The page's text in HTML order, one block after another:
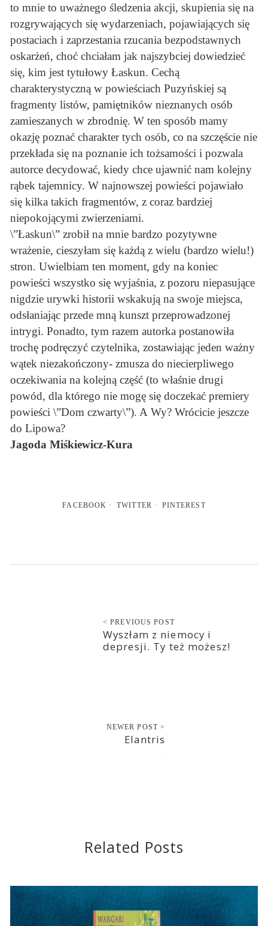
to mnie to uważnego śledzenia akcji, skupienia się na
rozgrywających się wydarzeniach, pojawiających się
postaciach i zaprzestania rzucania bezpodstawnych
oskarżeń, choć chciałam jak najszybciej dowiedzieć
się, kim jest tytułowy Łaskun. Cechą
charakterystyczną w powieściach Puzyńskiej są
fragmenty listów, pamiętników nieznanych osób
zamieszanych w zbrodnię. W ten sposób mamy
okazję poznać charakter tych osób, co na szczęście nie
przekłada się na poznanie ich tożsamości i pozwala
autorce decydować, kiedy chce ujawnić nam kolejny
rąbek tajemnicy. W najnowszej powieści pojawiało
się kilka takich fragmentów, z coraz bardziej
niepokojącymi zwierzeniami.
\”Łaskun\” zrobił na mnie bardzo pozytywne
wrażenie, cieszyłam się każdą z wielu (bardzo wielu!)
stron. Uwielbiam ten moment, gdy na koniec
powieści wszystko się wyjaśnia, z pozoru niepasujące
nigdzie urywki historii wskakują na swoje miejsca,
odsłaniając przede mną kunszt przeprowadzonej
intrygi. Ponadto, tym razem autorka postanowiła
trochę podręczyć czytelnika, zostawiając jeden ważny
wątek niezakończony- zmusza do niecierpliwego
oczekiwania na kolejną część (to właśnie drugi
powód, dla którego nie mogę się doczekać premiery
powieści \”Dom czwarty\”). A Wy? Wrócicie jeszcze
do Lipowa?
Jagoda Miśkiewicz-Kura
FACEBOOK TWITTER PINTEREST
< PREVIOUS POST
Wyszłam z niemocy i
depresji. Ty też możesz!
NEWER POST >
Elantris
Related Posts